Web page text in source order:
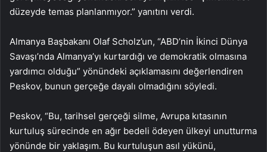
düzeyde temas planlanmıyor.” yanıtını verdi.
Almanya Başbakanı Olaf Scholz’un, “ABD’nin İkinci Dünya
Savaşı’nda Almanya’yı kurtardığı ve demokratik olmasına
yardımcı olduğu” yönündeki açıklamasını değerlendiren
Peskov, bunun gerçeğe dayalı olmadığını söyledi.
Peskov, “Bu, tarihsel gerçeği silme, Avrupa kıtasının
kurtuluş sürecinde en ağır bedeli ödeyen ülkeyi unutturma
yönünde bir yaklaşım. Bu kurtuluşun asıl yükünü,